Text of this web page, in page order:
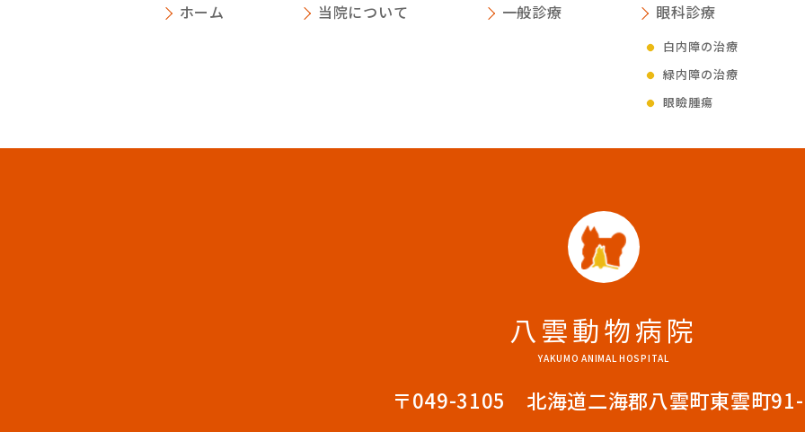
ホーム 当院について 一般診療 眼科診療
白内障の治療
緑内障の治療
眼瞼腫瘍
八雲動物病院
YAKUMO ANIMAL HOSPITAL
〒049-3105 北海道二海郡八雲町東雲町